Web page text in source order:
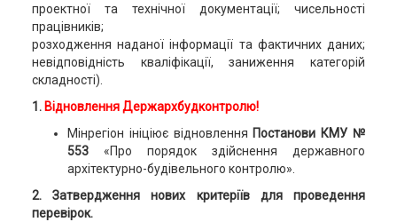
проектної та технічної документації; чисельності
працівників;
розходження наданої інформації та фактичних даних;
невідповідність кваліфікації, заниження категорій
складності).
1. Відновлення Держархбудконтролю!
Мінрегіон ініціює відновлення Постанови КМУ №
553«Про порядок здійснення державного
архітектурно-будівельного контролю».
2. Затвердження нових критеріїв для проведення
перевірок.